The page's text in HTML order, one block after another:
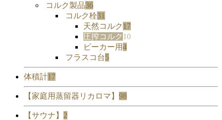
コルク製品36
コルク栓31
天然コルク 17
圧搾コルク 10
ビーカー用4
フラスコ台5
体積計17
【家庭用蒸留器リカロマ】 98
【サウナ】 2